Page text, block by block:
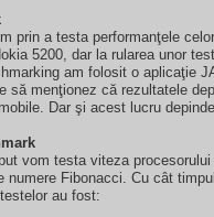
prin a testa performanţele
5200, dar la rularea unor
am folosit o aplicaţie
să menţionez că rezultatele
Dar şi acest lucru
vom testa viteza
numere Fibonacci. Cu cât
au fost: